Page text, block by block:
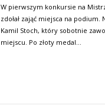
W pierwszym konkursie na
zdołał zająć miejsca na podium.
Kamil Stoch, który sobotnie
miejscu. Po złoty medal…